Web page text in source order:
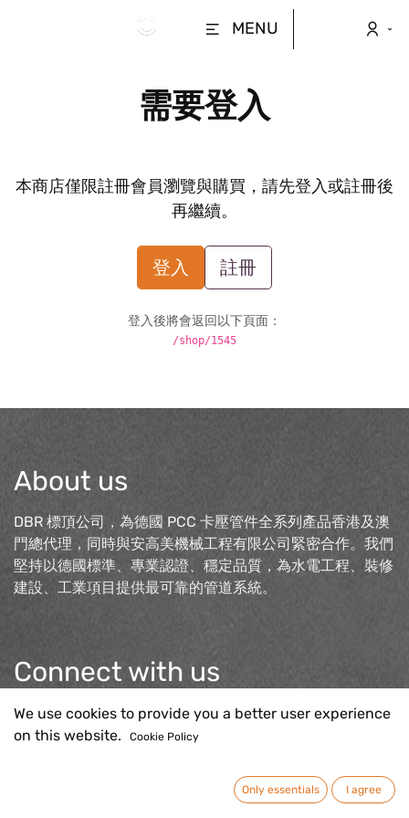
MENU
需要登入
本商店僅限註冊會員瀏覽與購買，請先登入或註冊後
再繼續。
登入 註冊
登入後將會返回以下頁面：
/shop/1545
About us
DBR 標頂公司，為德國 PCC 卡壓管件全系列產品香港及澳
門總代理，同時與安高美機械工程有限公司緊密合作。我們
堅持以德國標準、專業認證、穩定品質，為水電工程、裝修
建設、工業項目提供最可靠的管道系統。
Connect with us
Contact us
sales@pcc-press.com.h
We use cookies to provide you a better user experience
on this website.
Cookie Policy
Only essentials I agree